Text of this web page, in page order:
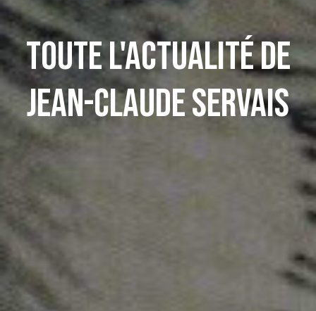
Toute l'actualité de
Jean-Claude Servais